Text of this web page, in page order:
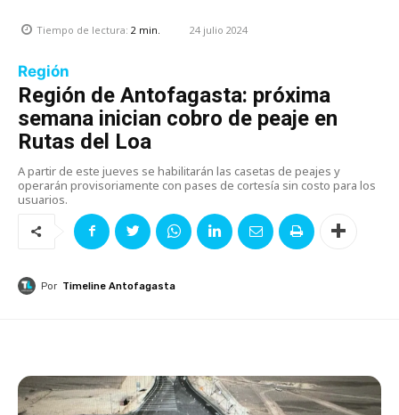
Tiempo de lectura: 2 min. 24 julio 2024
Región
Región de Antofagasta: próxima
semana inician cobro de peaje en
Rutas del Loa
A partir de este jueves se habilitarán las casetas de peajes y
operarán provisoriamente con pases de cortesía sin costo para los
usuarios.
Por Timeline Antofagasta